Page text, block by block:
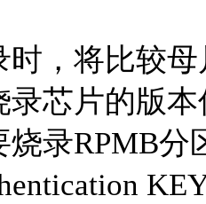
时，将比较
录芯片的版
烧录RPMB分